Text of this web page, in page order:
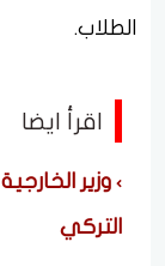
الطلاب.
اقرأ ايضا
وزير
التركي